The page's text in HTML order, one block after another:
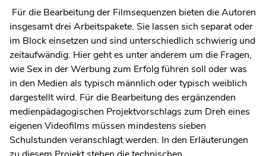
Für die Bearbeitung der Filmsequenzen bieten die Autoren
insgesamt drei Arbeitspakete. Sie lassen sich separat oder
im Block einsetzen und sind unterschiedlich schwierig und
zeitaufwändig. Hier geht es unter anderem um die Fragen,
wie Sex in der Werbung zum Erfolg führen soll oder was
in den Medien als typisch männlich oder typisch weiblich
dargestellt wird. Für die Bearbeitung des ergänzenden
medienpädagogischen Projektvorschlags zum Dreh eines
eigenen Videofilms müssen mindestens sieben
Schulstunden veranschlagt werden. In den Erläuterungen